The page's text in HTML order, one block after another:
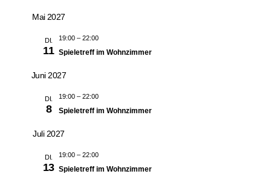
Mai 2027
DI.
11
19:00– 22:00
Spieletreff im Wohnzimmer
Juni 2027
DI.
8
19:00– 22:00
Spieletreff im Wohnzimmer
Juli 2027
DI.
13
19:00– 22:00
Spieletreff im Wohnzimmer